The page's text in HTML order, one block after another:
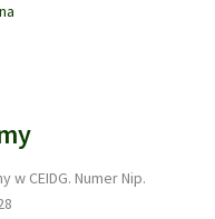
w CEIDG. Numer Nip.